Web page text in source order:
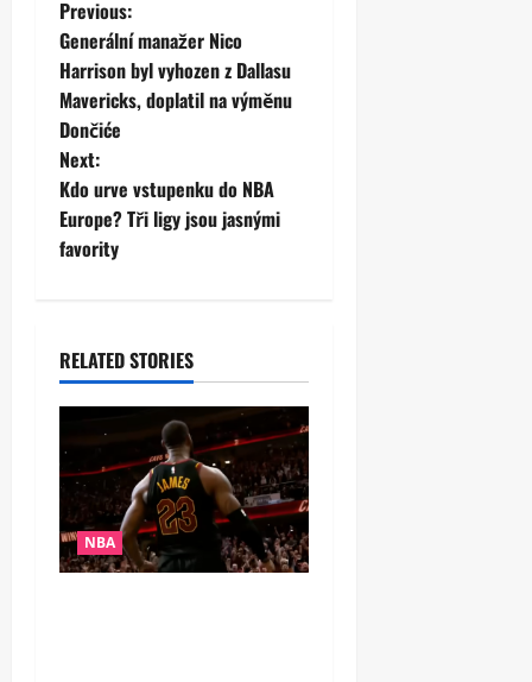
P
o
s
t
n
a
i
g
a
t
i
Previous:
Generální manažer Nico
Harrison byl vyhozen z Dallasu
Mavericks, doplatil na výměnu
Dončiće
Next:
Kdo urve vstupenku do NBA
Europe? Tři ligy jsou jasnými
favority
RELATED STORIES
NBA